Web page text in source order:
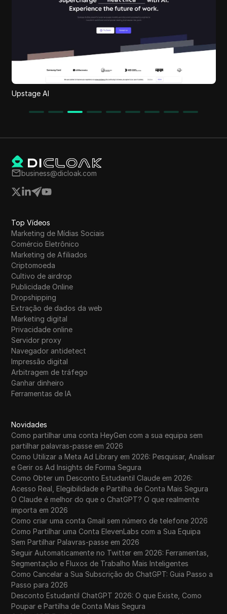
OfferGenie
business@dicloak.com
Top Vídeos
Marketing de Mídias Sociais
Comércio Eletrônico
Marketing de Afiliados
Criptomoeda
Cultivo de airdrop
Publicidade Online
Dropshipping
Extração de dados da web
Marketing digital
Privacidade online
Servidor proxy
Navegador antidetect
Impressão digital
Arbitragem de tráfego
Ganhar dinheiro
Ferramentas de IA
Novidades
Como partilhar uma conta HeyGen com a sua equipa sem
partilhar palavras-passe em 2026
Como Utilizar a Meta Ad Library em 2026: Pesquisar, Analisar
e Gerir os Ad Insights de Forma Segura
Como Obter um Desconto Estudantil Claude em 2026:
Acesso Real, Elegibilidade e Partilha de Conta Mais Segura
O Claude é melhor do que o ChatGPT? O que realmente
importa em 2026
Como criar uma conta Gmail sem número de telefone 2026
Como Partilhar uma Conta ElevenLabs com a Sua Equipa
Sem Partilhar Palavras-passe em 2026
Seguir Automaticamente no Twitter em 2026: Ferramentas,
Segmentação e Fluxos de Trabalho Mais Inteligentes
Como Cancelar a Sua Subscrição do ChatGPT: Guia Passo a
Passo para 2026
Desconto Estudantil ChatGPT 2026: O que Existe, Como
Poupar e Partilha de Conta Mais Segura